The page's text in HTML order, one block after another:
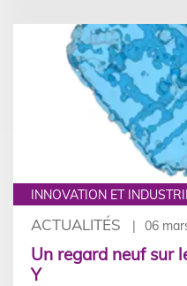
INNOVATION ET
ACTUALITÉS 06
Un regard neuf sur
Y